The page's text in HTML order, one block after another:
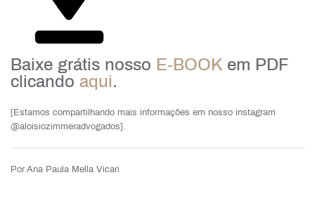
Baixe grátis nosso E-BOOK em PDF
clicando aqui.
[Estamos compartilhando mais informações em nosso instagram
@aloisiozimmeradvogados].
Por Ana Paula Mella Vicari